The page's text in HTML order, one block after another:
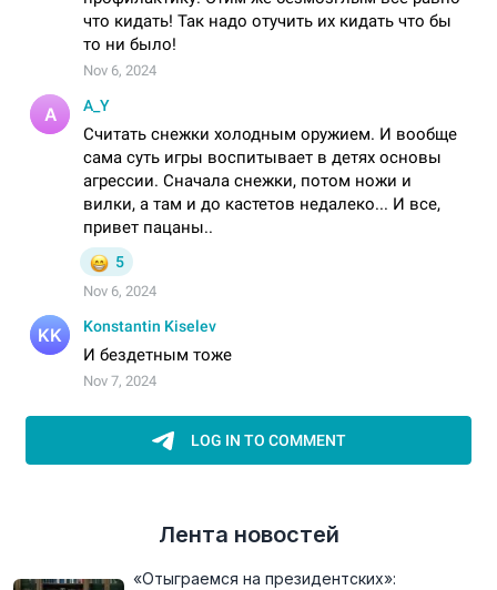
Лента новостей
«Отыграемся на президентских»: